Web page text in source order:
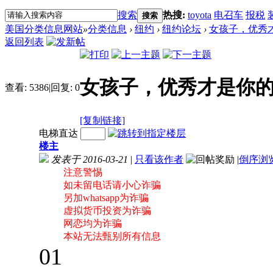
搜索 搜索 热搜: toyota 电召车 报税
美国分类信息网站»分类信息 › 纽约 › 纽约论坛 › 女孩子，优秀
返回列表
查看: 5386|回复: 0女孩子，优秀才是你
[复制链接]
电梯直达
楼主
发表于 2016-03-21 | 只看该作者 |倒序浏
注意警惕
如未留电话请小心诈骗
另加whatsapp为诈骗
虚拟货币投资为诈骗
网恋均为诈骗
本站无法甄别所有信息
01